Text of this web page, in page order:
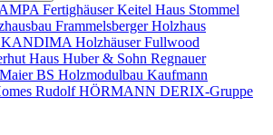
FertighäuserKeitel Haus Stommel
Frammelsberger Holzhaus
HolzhäuserFullwood
Haus Huber & Sohn Regnauer
BS Holzmodulbau Kaufmann
Rudolf HÖRMANN DERIX-Gruppe